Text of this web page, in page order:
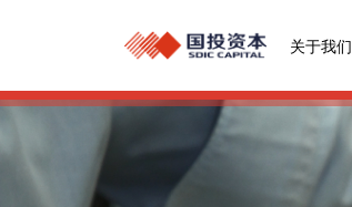
关于我们